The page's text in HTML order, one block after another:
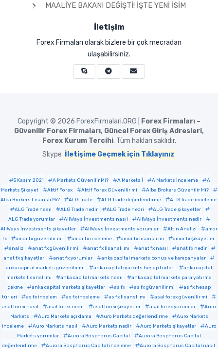
MAALIYE BAKANI DEĞIŞTI! İŞTE YENI İSIM
İletişim
Forex Firmaları olarak bizlere bir çok mecradan
ulaşabilirsiniz.
Copyright © 2026 ForexFirmalari.ORG |
Forex Firmaları –
Güvenilir Forex Firmaları, Güncel Forex Giriş Adresleri,
Forex Kurum Tercihi. Tüm hakları saklıdır.
Skype İletişime Geçmek için Tıklayınız
5 Kasım 2021 A Markets Güvenilir Mi? A Markets İ A Markets İnceleme
A
Markets Şikayet
Aktif Forex Aktif Forex Güvenilir mi
Alba Brokers Güvenilir Mi?
Alba Brokers Lisanslı Mı?
ALG Trade ALG Trade değerlendirme
ALG Trade inceleme
ALG Trade nasıl
ALG Trade nedir ALG Trade nedri
ALG Trade şikayetler
ALG Trade yorumlar
AllWays İnvestments nasıl
AllWays İnvestments nedir
AllWays İnvestments şikayetler
AllWays İnvestments yorumlar Altın Analizi
amor
fx
amor fx güvenilir mi amor fx inceleme amor fx lisanslı mı
amor fx şikayetler
analiz
anat fx güvenilir mi anat fx lisanslı mı anat fx nasıl
anat fx nedir
anat fx şikayetler
anat fx yorumlar
anka capital markets bonus ve kampanyalar
anka capital markets güvenilir mi
anka capital markets hesap türleri
anka capital
markets lisanslı mı
anka capital markets nasıl
anka capital markets para yatırma
çekme
anka capital markets şikayetler as fx as fx güvenilir mi
as fx hesap
türleri
as fx incelem as fx inceleme as fx lisanslı mı
asal forex güvenilir mi
asal forex nasıl
asal forex nedir asal forex şikayetler asal forex yorumlar
Auro
Markets
Auro Markets açıklama Auro Markets değerlendirme
Auro Markets
inceleme
Auro Markets nasıl Auro Markets nedir Auro Markets şikayetler
Auro
Markets yorumlar
Aurora Bosphorus Capital
Aurora Bosphorus Capital
değerlendirme
Aurora Bosphorus Capital inceleme
Aurora Bosphorus Capital nasıl